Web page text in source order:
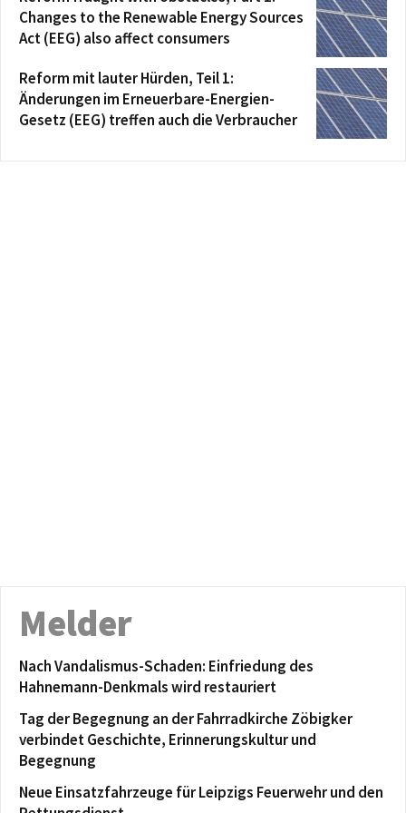
Changes to the Renewable Energy Sources
Act (EEG) also affect consumers
Reform mit lauter Hürden, Teil 1:
Änderungen im Erneuerbare-Energien-
Gesetz (EEG) treffen auch die Verbraucher
Melder
Nach Vandalismus-Schaden: Einfriedung des
Hahnemann-Denkmals wird restauriert
Tag der Begegnung an der Fahrradkirche Zöbigker
verbindet Geschichte, Erinnerungskultur und
Begegnung
Neue Einsatzfahrzeuge für Leipzigs Feuerwehr und den